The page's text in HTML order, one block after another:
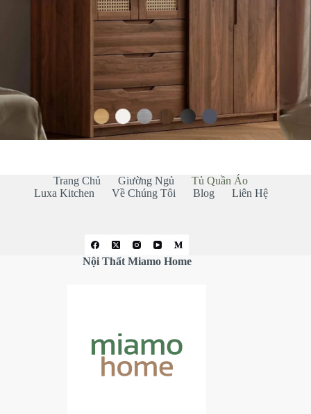
Trang Chủ Giường Ngủ
Tủ Quần Áo
Luxa Kitchen
Về Chúng Tôi Blog Liên Hệ
Nội Thất Miamo Home